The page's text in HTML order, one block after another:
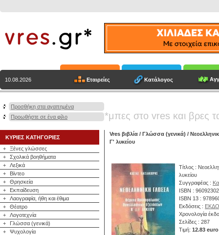
10.08.2026 Εταιρείες Κατάλογος
Προσθήκη στα αγαπημένα
Προωθήστε σε ένα φίλο
*μπες στο vres και βρες
ΚΥΡΙΕΣ ΚΑΤΗΓΟΡΙΕΣ
+
Ξένες γλώσσες
+
Σχολικά βοηθήματα
+
Λεξικά
+
Βίντεο
+
Θρησκεία
+
Εκπαίδευση
+
Λαογραφία, ήθη και έθιμα
+
Θέατρο
+
Λογοτεχνία
+
Γλώσσα (γενικά)
+
Ψυχολογία
Vres βιβλία / Γλώσσα (γενικά) /
Γ' λυκείου
Τίτλος :
λυκείου
Συγγραφέας :
ISBN :
ISBN 13 :
Εκδόσεις :
Χρονολογία
Σελίδες : 287
Τιμή: 12.83 euro